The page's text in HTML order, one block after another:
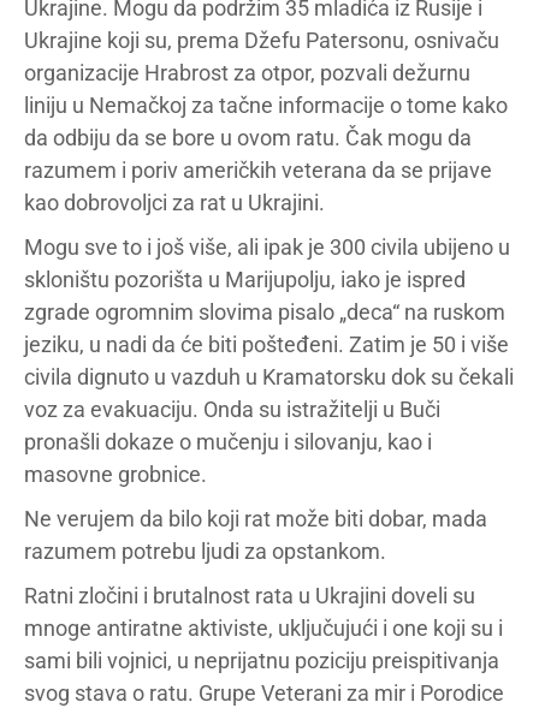
Ukrajine. Mogu da podržim 35 mladića iz Rusije i
Ukrajine koji su, prema Džefu Patersonu, osnivaču
organizacije Hrabrost za otpor, pozvali dežurnu
liniju u Nemačkoj za tačne informacije o tome kako
da odbiju da se bore u ovom ratu. Čak mogu da
razumem i poriv američkih veterana da se prijave
kao dobrovoljci za rat u Ukrajini.
Mogu sve to i još više, ali ipak je 300 civila ubijeno u
skloništu pozorišta u Marijupolju, iako je ispred
zgrade ogromnim slovima pisalo „deca“ na ruskom
jeziku, u nadi da će biti pošteđeni. Zatim je 50 i više
civila dignuto u vazduh u Kramatorsku dok su čekali
voz za evakuaciju. Onda su istražitelji u Buči
pronašli dokaze o mučenju i silovanju, kao i
masovne grobnice.
Ne verujem da bilo koji rat može biti dobar, mada
razumem potrebu ljudi za opstankom.
Ratni zločini i brutalnost rata u Ukrajini doveli su
mnoge antiratne aktiviste, uključujući i one koji su i
sami bili vojnici, u neprijatnu poziciju preispitivanja
svog stava o ratu. Grupe Veterani za mir i Porodice